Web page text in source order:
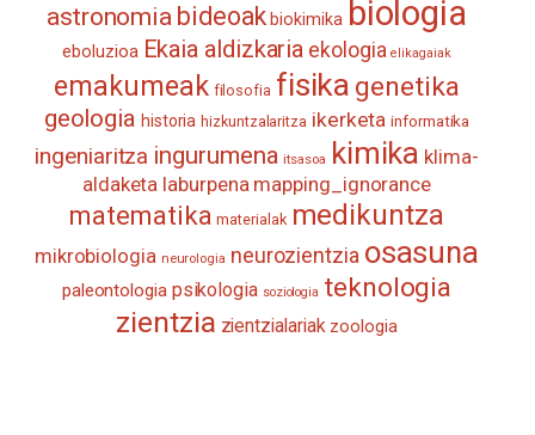
astronomia bideoak biokimika biologia
eboluzioa Ekaia aldizkaria ekologia elikagaiak
emakumeak filosofia fisika genetika
geologia historia hizkuntzalaritza ikerketa informatika
ingeniaritza ingurumena itsasoa kimika klima-
aldaketa laburpena mapping_ignorance
matematika materialak medikuntza
mikrobiologia neurologia neurozientzia osasuna
paleontologia psikologia soziologia teknologia
zientzia zientzialariak zoologia